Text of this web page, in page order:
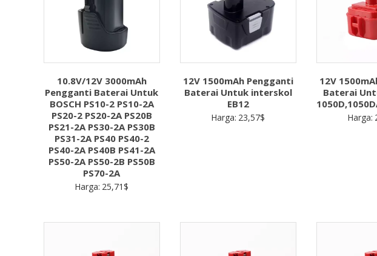
10.8V/12V 3000mAh
Pengganti Baterai Untuk
BOSCH PS10-2 PS10-2A
PS20-2 PS20-2A PS20B
PS21-2A PS30-2A PS30B
PS31-2A PS40 PS40-2
PS40-2A PS40B PS41-2A
PS50-2A PS50-2B PS50B
PS70-2A
Harga: 25,71$
12V 1500mAh Pengganti
Baterai Untuk interskol
EB12
Harga: 23,57$
12V
Baterai
Harga: